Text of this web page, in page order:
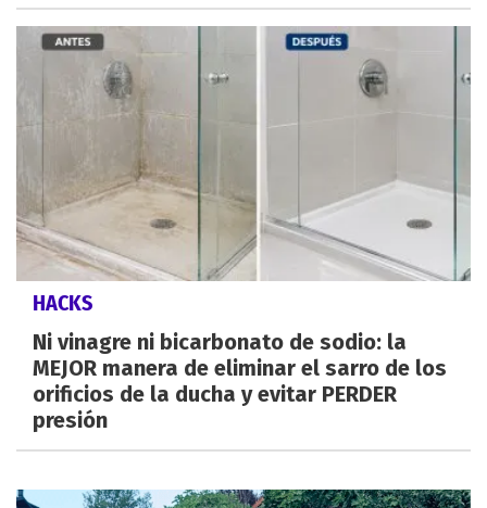
HACKS
Ni vinagre ni bicarbonato de sodio: la
MEJOR manera de eliminar el sarro de los
orificios de la ducha y evitar PERDER
presión